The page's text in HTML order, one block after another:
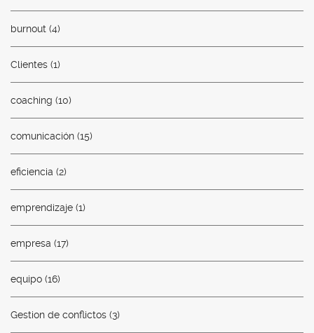
burnout (4)
Clientes (1)
coaching (10)
comunicación (15)
eficiencia (2)
emprendizaje (1)
empresa (17)
equipo (16)
Gestion de conflictos (3)